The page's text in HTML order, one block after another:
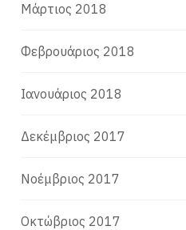
Μάρτιος 2018
Φεβρουάριος 2018
Ιανουάριος 2018
Δεκέμβριος 2017
Νοέμβριος 2017
Οκτώβριος 2017